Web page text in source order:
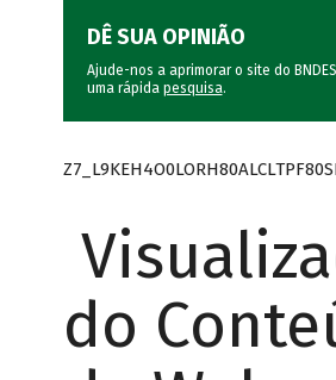
DÊ SUA OPINIÃO
Ajude-nos a aprimorar o site do
uma rápida pesquisa.
do